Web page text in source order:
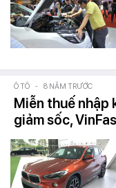
Ô TÔ - 8 NĂM TRƯỚC
Miễn thuế nhập
giảm sốc,